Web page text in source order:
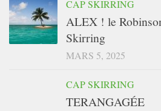
CAP SKIRRING
ALEX ! le
Skirring
MARS 5, 2025
CAP SKIRRING
TERANGAGÉE